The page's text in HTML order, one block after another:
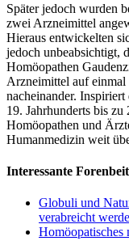
Später jedoch wurden
zwei Arzneimittel
Hieraus entwickelten
jedoch unbeabsichtigt,
Homöopathen
Arzneimittel auf
nacheinander.
19. Jahrhunderts bis
Homöopathen und
Humanmedizin weit
Interessante
Globuli und
verabreicht